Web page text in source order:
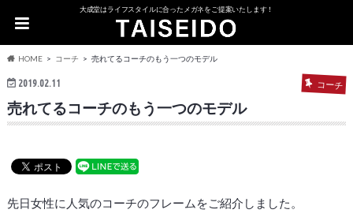
大成堂はライフスタイルに合ったメガネをご提案いたします！
HOME コーチ 売れてるコーチのもう一つのモデル
2019.02.11 コーチ
売れてるコーチのもう一つのモデル
先日女性に人気のコーチのフレームをご紹介しました。